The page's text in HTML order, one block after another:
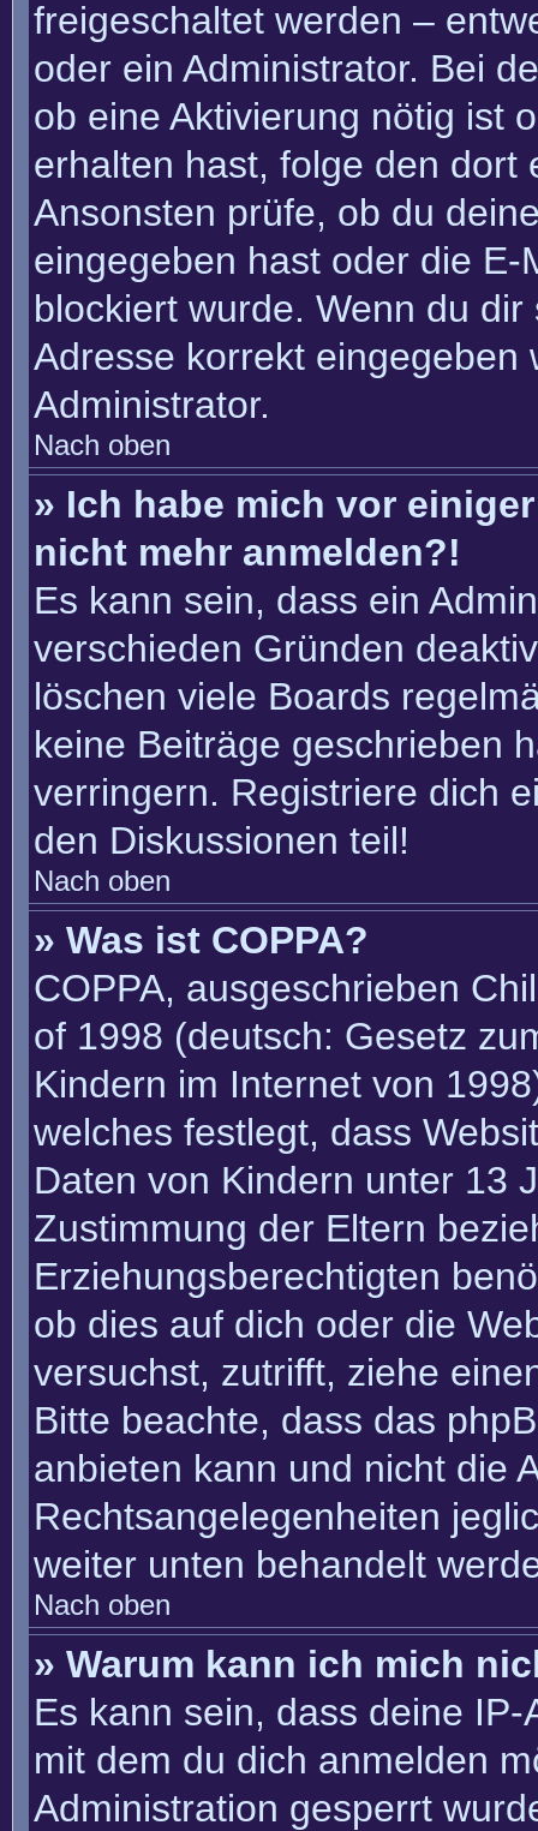
freigeschaltet werden –
oder ein Administrator. Bei
ob eine Aktivierung nötig ist
erhalten hast, folge den dort
Ansonsten prüfe, ob du
eingegeben hast oder die
blockiert wurde. Wenn du
Adresse korrekt
Administrator.
Nach oben
» Ich habe mich vor
nicht mehr anmelden?!
Es kann sein, dass ein
verschieden Gründen
löschen viele Boards
keine Beiträge geschrieben
verringern. Registriere dich
den Diskussionen teil!
Nach oben
» Was ist COPPA?
COPPA, ausgeschrieben
of 1998 (deutsch: Gesetz
Kindern im Internet von
welches festlegt, dass
Daten von Kindern unter 13
Zustimmung der Eltern
Erziehungsberechtigten
ob dies auf dich oder die
versuchst, zutrifft, ziehe
Bitte beachte, dass das
anbieten kann und nicht die
Rechtsangelegenheiten
weiter unten behandelt
Nach oben
» Warum kann ich mich
Es kann sein, dass deine
mit dem du dich anmelden
Administration gesperrt